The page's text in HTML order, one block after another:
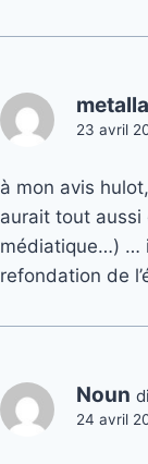
23 avril
à mon avis
aurait tout aussi
médiatique…) …
refondation de
Noun
24 avril